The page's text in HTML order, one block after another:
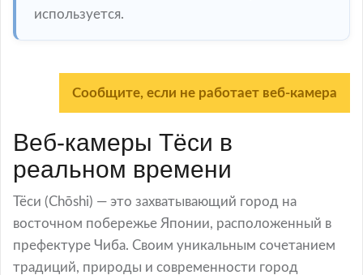
используется.
Сообщите, если не работает веб-камера
Веб-камеры Тёси в
реальном времени
Тёси (Chōshi) — это захватывающий город на
восточном побережье Японии, расположенный в
префектуре Чиба. Своим уникальным сочетанием
традиций, природы и современности город